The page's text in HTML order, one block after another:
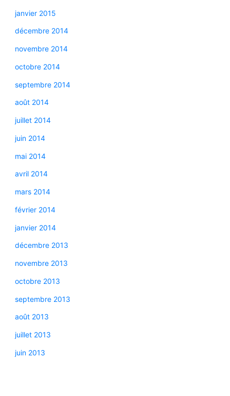
janvier 2015
décembre 2014
novembre 2014
octobre 2014
septembre 2014
août 2014
juillet 2014
juin 2014
mai 2014
avril 2014
mars 2014
février 2014
janvier 2014
décembre 2013
novembre 2013
octobre 2013
septembre 2013
août 2013
juillet 2013
juin 2013